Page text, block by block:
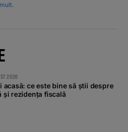
.
2026
acasă: ce este bine să știi despre
și rezidența fiscală